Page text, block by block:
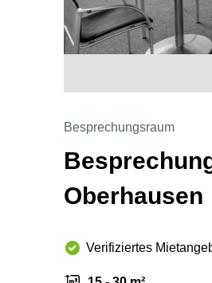
Besprechungsraum
Oberhausen
Verifiziertes